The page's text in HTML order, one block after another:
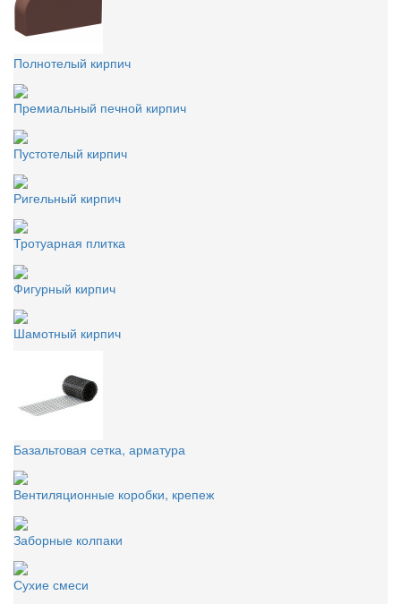
Полнотелый кирпич
Премиальный печной кирпич
Пустотелый кирпич
Ригельный кирпич
Тротуарная плитка
Фигурный кирпич
Шамотный кирпич
Базальтовая сетка, арматура
Вентиляционные коробки, крепеж
Заборные колпаки
Сухие смеси